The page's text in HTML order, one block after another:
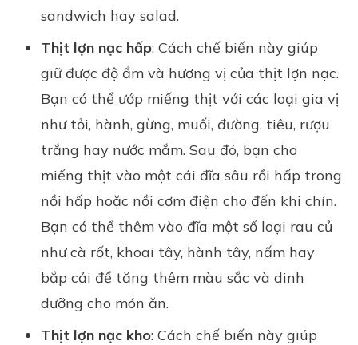
sandwich hay salad.
Thịt lợn nạc hấp: Cách chế biến này giúp
giữ được độ ẩm và hương vị của thịt lợn nạc.
Bạn có thể ướp miếng thịt với các loại gia vị
như tỏi, hành, gừng, muối, đường, tiêu, rượu
trắng hay nước mắm. Sau đó, bạn cho
miếng thịt vào một cái đĩa sâu rồi hấp trong
nồi hấp hoặc nồi cơm điện cho đến khi chín.
Bạn có thể thêm vào đĩa một số loại rau củ
như cà rốt, khoai tây, hành tây, nấm hay
bắp cải để tăng thêm màu sắc và dinh
dưỡng cho món ăn.
Thịt lợn nạc kho: Cách chế biến này giúp